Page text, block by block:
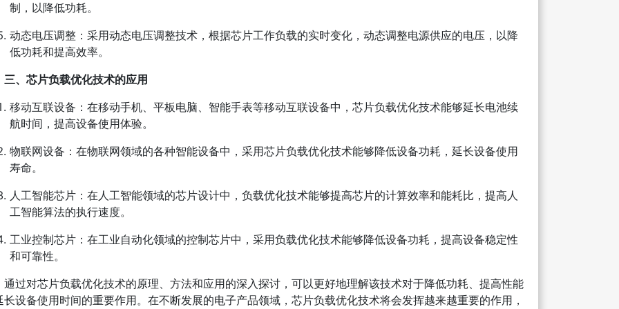
制，以降低功耗。
动态电压调整：采用动态电压调整技术，根据芯片工作负载的实时变化，动态调整电源供应的电压，以降
低功耗和提高效率。
三、芯片负载优化技术的应用
移动互联设备：在移动手机、平板电脑、智能手表等移动互联设备中，芯片负载优化技术能够延长电池续
航时间，提高设备使用体验。
物联网设备：在物联网领域的各种智能设备中，采用芯片负载优化技术能够降低设备功耗，延长设备使用
寿命。
人工智能芯片：在人工智能领域的芯片设计中，负载优化技术能够提高芯片的计算效率和能耗比，提高人
工智能算法的执行速度。
工业控制芯片：在工业自动化领域的控制芯片中，采用负载优化技术能够降低设备功耗，提高设备稳定性
和可靠性。
通过对芯片负载优化技术的原理、方法和应用的深入探讨，可以更好地理解该技术对于降低功耗、提高性能
长设备使用时间的重要作用。在不断发展的电子产品领域，芯片负载优化技术将会发挥越来越重要的作用，